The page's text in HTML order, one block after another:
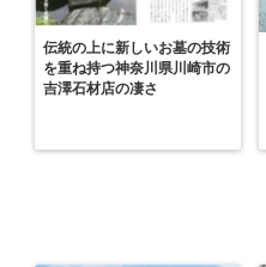
伝統の上に新しいお墓の技術
を重ね持つ神奈川県川崎市の
吉澤石材店の凄さ